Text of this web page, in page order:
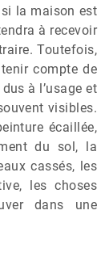
la maison est
à recevoir
Toutefois,
compte de
à l’usage et
visibles.
écaillée,
du sol, la
cassés, les
les choses
dans une